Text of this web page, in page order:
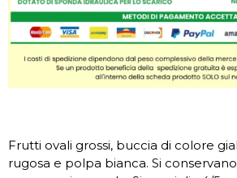
Frutti ovali grossi, buccia di colore
rugosa e polpa bianca. Si